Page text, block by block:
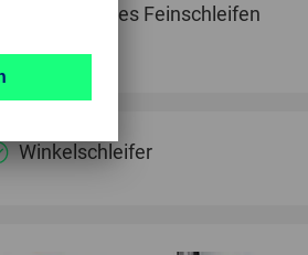
Stufenweises Feinschleifen
Winkelschleifer